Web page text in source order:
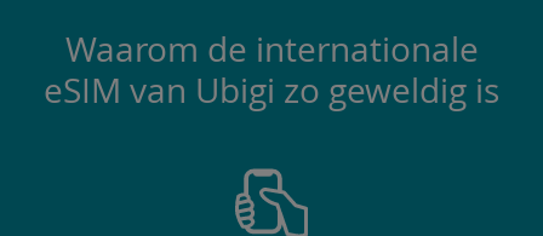
Waarom de internationale
eSIM van Ubigi zo geweldig is